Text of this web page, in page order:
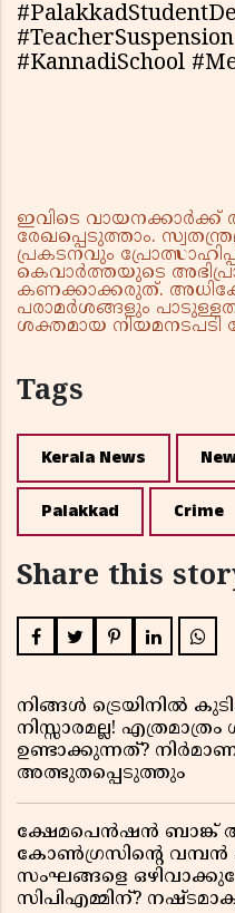
#KannadiSchool
ഇവിടെ വായനക്കാർക്ക്
രേഖപ്പെടുത്താം.
പ്രകടനവും
കെവാർത്തയുടെ
കണക്കാക്കരുത്.
പരാമർശങ്ങളും
ശക്തമായ നിയമനടപടി
Tags
Kerala News
Palakkad Crime
Share this
നിങ്ങൾ ട്രെയിനിൽ
നിസ്സാരമല്ല!
ഉണ്ടാക്കുന്നത്?
അത്ഭുതപ്പെടുത്തും
ക്ഷേമപെൻഷൻ ബാങ്ക്
കോൺഗ്രസിന്റെ
സംഘങ്ങളെ
സിപിഎമ്മിന്?